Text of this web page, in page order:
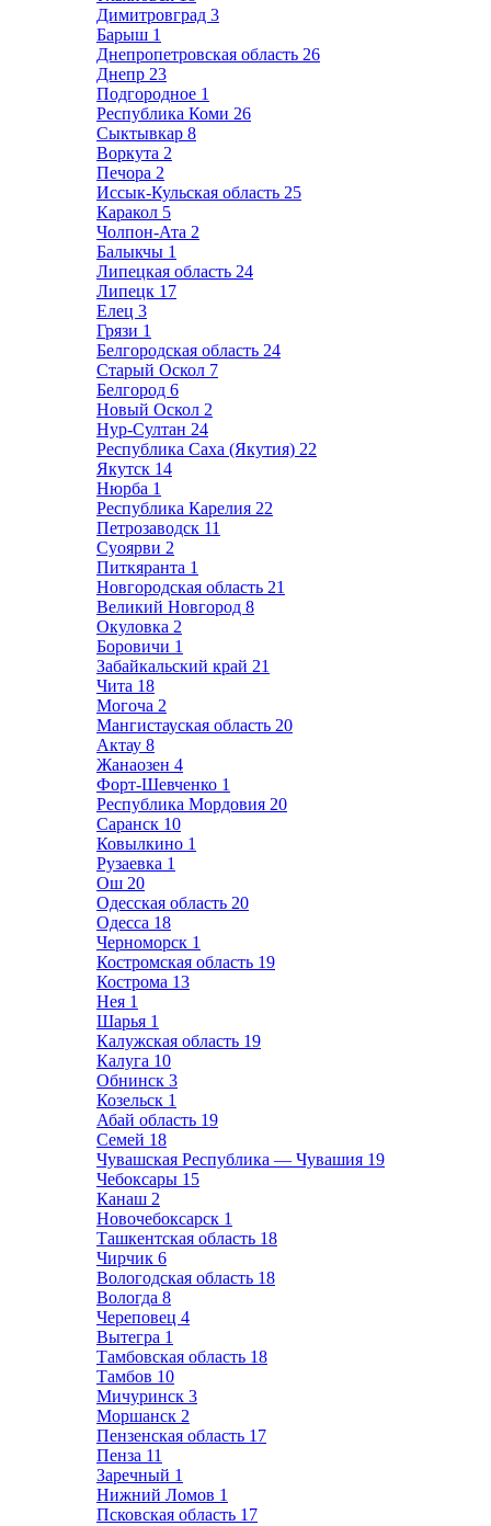
Димитровград 3
Барыш 1
Днепропетровская область 26
Днепр 23
Подгородное 1
Республика Коми 26
Сыктывкар 8
Воркута 2
Печора 2
Иссык-Кульская область 25
Каракол 5
Чолпон-Ата 2
Балыкчы 1
Липецкая область 24
Липецк 17
Елец 3
Грязи 1
Белгородская область 24
Старый Оскол 7
Белгород 6
Новый Оскол 2
Нур-Султан 24
Республика Саха (Якутия) 22
Якутск 14
Нюрба 1
Республика Карелия 22
Петрозаводск 11
Суоярви 2
Питкяранта 1
Новгородская область 21
Великий Новгород 8
Окуловка 2
Боровичи 1
Забайкальский край 21
Чита 18
Могоча 2
Мангистауская область 20
Актау 8
Жанаозен 4
Форт-Шевченко 1
Республика Мордовия 20
Саранск 10
Ковылкино 1
Рузаевка 1
Ош 20
Одесская область 20
Одесса 18
Черноморск 1
Костромская область 19
Кострома 13
Нея 1
Шарья 1
Калужская область 19
Калуга 10
Обнинск 3
Козельск 1
Абай область 19
Семей 18
Чувашская Республика — Чувашия 19
Чебоксары 15
Канаш 2
Новочебоксарск 1
Ташкентская область 18
Чирчик 6
Вологодская область 18
Вологда 8
Череповец 4
Вытегра 1
Тамбовская область 18
Тамбов 10
Мичуринск 3
Моршанск 2
Пензенская область 17
Пенза 11
Заречный 1
Нижний Ломов 1
Псковская область 17